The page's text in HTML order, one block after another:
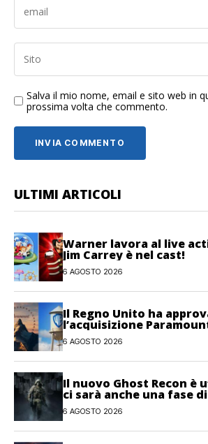
Salva il mio nome, email e sito web in
prossima volta che commento.
ULTIMI ARTICOLI
Warner lavora al live
Jim Carrey è nel cast!
6 AGOSTO 2026
Il Regno Unito ha
l’acquisizione
Discovery
6 AGOSTO 2026
Il nuovo Ghost Recon è
ci sarà anche una fase
6 AGOSTO 2026